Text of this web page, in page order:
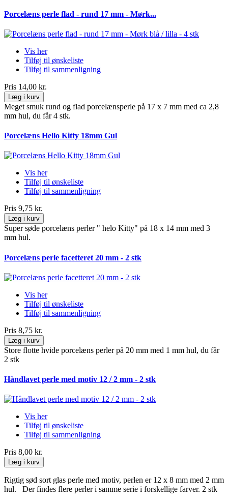
Porcelæns perle flad - rund 17 mm - Mørk...
Vis her
Tilføj til ønskeliste
Tilføj til sammenligning
Pris 14,00 kr.
Læg i kurv
Meget smuk rund og flad porcelænsperle på 17 x 7 mm med ca 2,8
mm hul, du får 4 stk.
Porcelæns Hello Kitty 18mm Gul
Vis her
Tilføj til ønskeliste
Tilføj til sammenligning
Pris 9,75 kr.
Læg i kurv
Super søde porcelæns perler " helo Kitty" på 18 x 14 mm med 3
mm hul.
Porcelæns perle facetteret 20 mm - 2 stk
Vis her
Tilføj til ønskeliste
Tilføj til sammenligning
Pris 8,75 kr.
Læg i kurv
Store flotte hvide porcelæns perler på 20 mm med 1 mm hul, du får
2 stk
Håndlavet perle med motiv 12 / 2 mm - 2 stk
Vis her
Tilføj til ønskeliste
Tilføj til sammenligning
Pris 8,00 kr.
Læg i kurv
Rigtig sød sort glas perle med motiv, perlen er 12 x 8 mm med 2 mm
hul. Der findes flere perler i samme serie i forskellige farver. 2 stk